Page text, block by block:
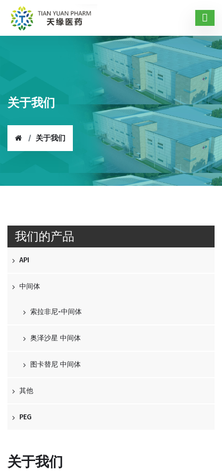
关于我们
关于我们
我们的产品
API
中间体
索拉非尼-中间体
奥泽沙星 中间体
图卡替尼 中间体
其他
PEG
关于我们